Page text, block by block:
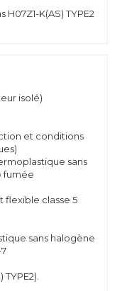
H07Z1-K(AS) TYPE2
isolé)
et conditions
sans
fumée
classe 5
sans halogène
TYPE2).